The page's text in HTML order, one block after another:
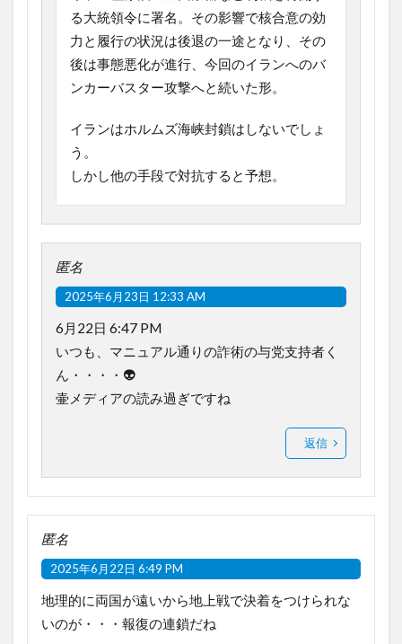
る大統領令に署名。その影響で核合意の効
力と履行の状況は後退の一途となり、その
後は事態悪化が進行、今回のイランへのバ
ンカーバスター攻撃へと続いた形。
イランはホルムズ海峡封鎖はしないでしょ
う。
しかし他の手段で対抗すると予想。
匿名
2025年6月23日 12:33 AM
6月22日 6:47 PM
いつも、マニュアル通りの詐術の与党支持者く
ん・・・・👽️
壷メディアの読み過ぎですね
返信
匿名
2025年6月22日 6:49 PM
地理的に両国が遠いから地上戦で決着をつけられな
いのが・・・報復の連鎖だね